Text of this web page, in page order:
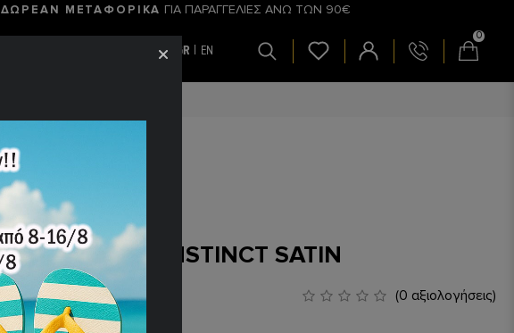
ΔΩΡΕΑΝ ΜΕΤΑΦΟΡΙΚΑ ΓΙΑ ΠΑΡΑΓΓΕΛΙΕΣ ΑΝΩ ΤΩΝ 90€
GR EN
0
ΜΑΧΑΙΡΙ SOG INSTINCT SATIN
31,74€ 52,90€ (0 αξιολογήσεις)